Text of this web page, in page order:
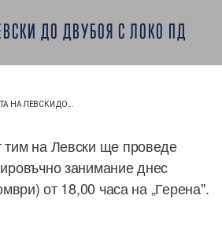
ДО ДВУБОЯ С ЛОКО ПД
НА ЛЕВСКИ ДО...
тим на Левски ще проведе
занимание днес
от 18,00 часа на „Герена".